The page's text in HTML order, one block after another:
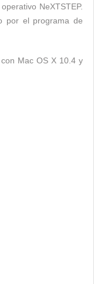
NeXTSTEP.
por el programa de
Mac OS X 10.4 y